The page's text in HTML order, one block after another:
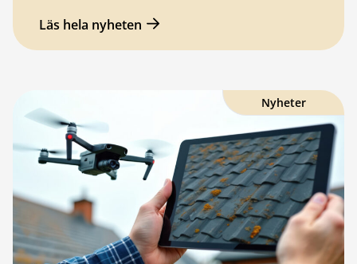
Läs hela nyheten
Nyheter